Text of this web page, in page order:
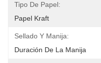
Tipo De Papel:
Papel Kraft
Sellado Y Manija:
Duración De La Manija